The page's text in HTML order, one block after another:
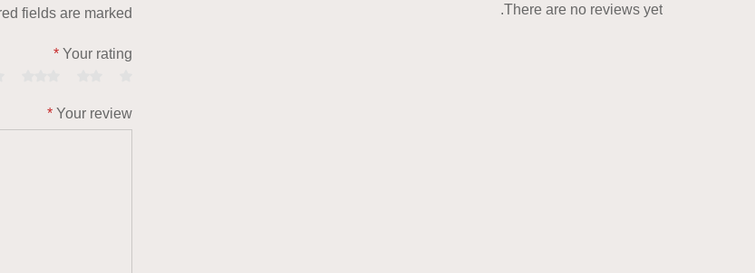
There are no reviews yet.
fields are marked
Your rating
*
Your review
*